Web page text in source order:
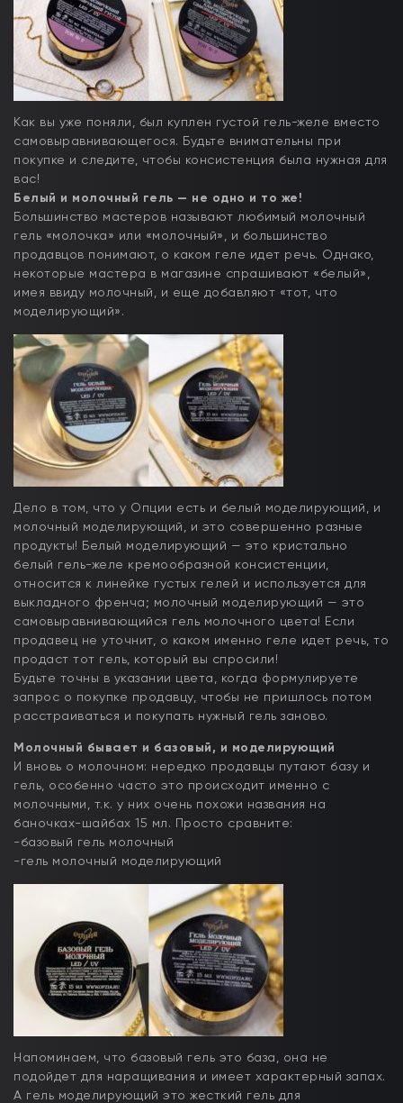
Как вы уже поняли, был куплен густой гель-желе вместо
самовыравнивающегося. Будьте внимательны при
покупке и следите, чтобы консистенция была нужная для
вас!
Белый и молочный гель — не одно и то же!
Большинство мастеров называют любимый молочный
гель «молочка» или «молочный», и большинство
продавцов понимают, о каком геле идет речь. Однако,
некоторые мастера в магазине спрашивают «белый»,
имея ввиду молочный, и еще добавляют «тот, что
моделирующий».
Дело в том, что у Опции есть и белый моделирующий, и
молочный моделирующий, и это совершенно разные
продукты! Белый моделирующий — это кристально
белый гель-желе кремообразной консистенции,
относится к линейке густых гелей и используется для
выкладного френча; молочный моделирующий — это
самовыравнивающийся гель молочного цвета! Если
продавец не уточнит, о каком именно геле идет речь, то
продаст тот гель, который вы спросили!
Будьте точны в указании цвета, когда формулируете
запрос о покупке продавцу, чтобы не пришлось потом
расстраиваться и покупать нужный гель заново.
Молочный бывает и базовый, и моделирующий
И вновь о молочном: нередко продавцы путают базу и
гель, особенно часто это происходит именно с
молочными, т.к. у них очень похожи названия на
баночках-шайбах 15 мл. Просто сравните:
-базовый гель молочный
-гель молочный моделирующий
Напоминаем, что базовый гель это база, она не
подойдет для наращивания и имеет характерный запах.
А гель моделирующий это жесткий гель для